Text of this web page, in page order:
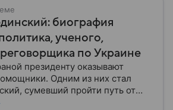
биография
ученого,
по Украине
президенту оказывают
Одним из них стал
сумевший пройти путь от
с общественностью до